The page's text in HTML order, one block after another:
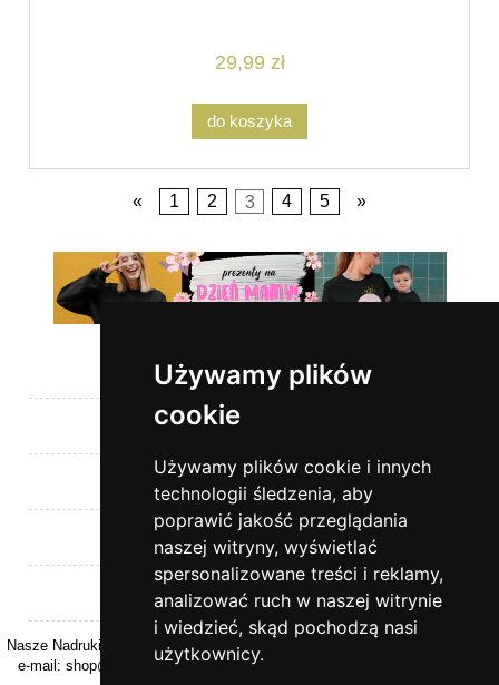
Używamy plików
cookie
Używamy plików cookie i innych
technologii śledzenia, aby
poprawić jakość przeglądania
naszej witryny, wyświetlać
spersonalizowane treści i reklamy,
analizować ruch w naszej witrynie
i wiedzieć, skąd pochodzą nasi
użytkownicy.
29,99 zł
do koszyka
« 1 2 3 4 5 »
Pomoc
Moje konto
Płatności i dostawa
Informacje
O nas
Nasze Nadruki | ul. Kasztanowa 26 | 32-040 Rzeszotary | woj. Małopolskie |
e-mail: shop@naszenadruki.pl | tel.+48 690 531 231